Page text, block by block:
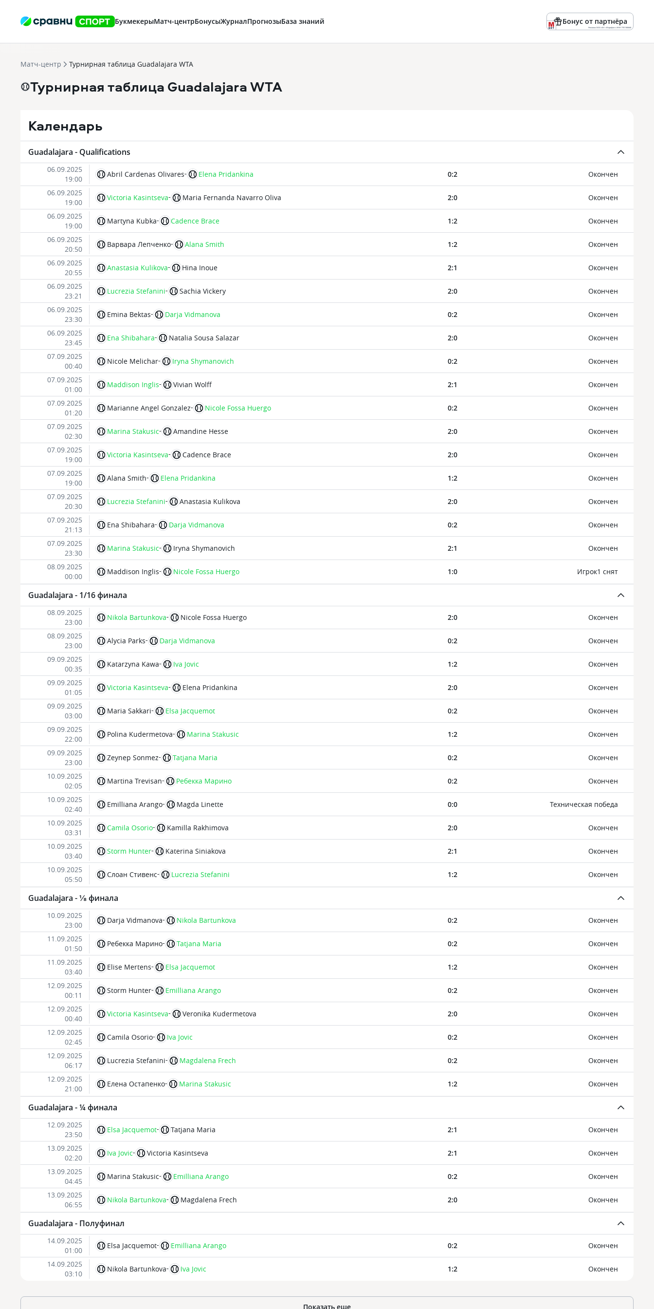
БукмекерыМатч-центрБонусыЖурналПрогнозыБаза знаний Бонус от партнёра
Реклама ООО «БК «Марафон» ИНН 7701180668
Матч-центр Турнирная таблица Guadalajara WTA
Турнирная таблица Guadalajara WTA
Календарь
Guadalajara - Qualifications
06.09.2025
19:00
Abril Cardenas Olivares- Elena Pridankina Oкончен
0:2
06.09.2025
19:00
Victoria Kasintseva- Maria Fernanda Navarro Oliva Oкончен
2:0
06.09.2025
19:00
Martyna Kubka- Cadence Brace Oкончен
1:2
06.09.2025
20:50
Варвара Лепченко- Alana Smith Oкончен
1:2
06.09.2025
20:55
Anastasia Kulikova- Hina Inoue Oкончен
2:1
06.09.2025
23:21
Lucrezia Stefanini- Sachia Vickery Oкончен
2:0
06.09.2025
23:30
Emina Bektas- Darja Vidmanova Oкончен
0:2
06.09.2025
23:45
Ena Shibahara- Natalia Sousa Salazar Oкончен
2:0
07.09.2025
00:40
Nicole Melichar- Iryna Shymanovich Oкончен
0:2
07.09.2025
01:00
Maddison Inglis- Vivian Wolff Oкончен
2:1
07.09.2025
01:20
Marianne Angel Gonzalez- Nicole Fossa Huergo Oкончен
0:2
07.09.2025
02:30
Marina Stakusic- Amandine Hesse Oкончен
2:0
07.09.2025
19:00
Victoria Kasintseva- Cadence Brace Oкончен
2:0
07.09.2025
19:00
Alana Smith- Elena Pridankina Oкончен
1:2
07.09.2025
20:30
Lucrezia Stefanini- Anastasia Kulikova Oкончен
2:0
07.09.2025
21:13
Ena Shibahara- Darja Vidmanova Oкончен
0:2
07.09.2025
23:30
Marina Stakusic- Iryna Shymanovich Oкончен
2:1
08.09.2025
00:00
Maddison Inglis- Nicole Fossa Huergo Игрок1 снят
1:0
Guadalajara - 1/16 финала
08.09.2025
23:00
Nikola Bartunkova- Nicole Fossa Huergo Oкончен
2:0
08.09.2025
23:00
Alycia Parks- Darja Vidmanova Oкончен
0:2
09.09.2025
00:35
Katarzyna Kawa- Iva Jovic Oкончен
1:2
09.09.2025
01:05
Victoria Kasintseva- Elena Pridankina Oкончен
2:0
09.09.2025
03:00
Maria Sakkari- Elsa Jacquemot Oкончен
0:2
09.09.2025
22:00
Polina Kudermetova- Marina Stakusic Oкончен
1:2
09.09.2025
23:00
Zeynep Sonmez- Tatjana Maria Oкончен
0:2
10.09.2025
02:05
Martina Trevisan- Ребекка Марино Oкончен
0:2
10.09.2025
02:40
Emilliana Arango- Magda Linette Техническая победа
0:0
10.09.2025
03:31
Camila Osorio- Kamilla Rakhimova Oкончен
2:0
10.09.2025
03:40
Storm Hunter- Katerina Siniakova Oкончен
2:1
10.09.2025
05:50
Слоан Стивенс- Lucrezia Stefanini Oкончен
1:2
Guadalajara - ⅛ финала
10.09.2025
23:00
Darja Vidmanova- Nikola Bartunkova Oкончен
0:2
11.09.2025
01:50
Ребекка Марино- Tatjana Maria Oкончен
0:2
11.09.2025
03:40
Elise Mertens- Elsa Jacquemot Oкончен
1:2
12.09.2025
00:11
Storm Hunter- Emilliana Arango Oкончен
0:2
12.09.2025
00:40
Victoria Kasintseva- Veronika Kudermetova Oкончен
2:0
12.09.2025
02:45
Camila Osorio- Iva Jovic Oкончен
0:2
12.09.2025
06:17
Lucrezia Stefanini- Magdalena Frech Oкончен
0:2
12.09.2025
21:00
Елена Остапенко- Marina Stakusic Oкончен
1:2
Guadalajara - ¼ финала
12.09.2025
23:50
Elsa Jacquemot- Tatjana Maria Oкончен
2:1
13.09.2025
02:20
Iva Jovic- Victoria Kasintseva Oкончен
2:1
13.09.2025
04:45
Marina Stakusic- Emilliana Arango Oкончен
0:2
13.09.2025
06:55
Nikola Bartunkova- Magdalena Frech Oкончен
2:0
Guadalajara - Полуфинал
14.09.2025
01:00
Elsa Jacquemot- Emilliana Arango Oкончен
0:2
14.09.2025
03:10
Nikola Bartunkova- Iva Jovic Oкончен
1:2
Показать еще